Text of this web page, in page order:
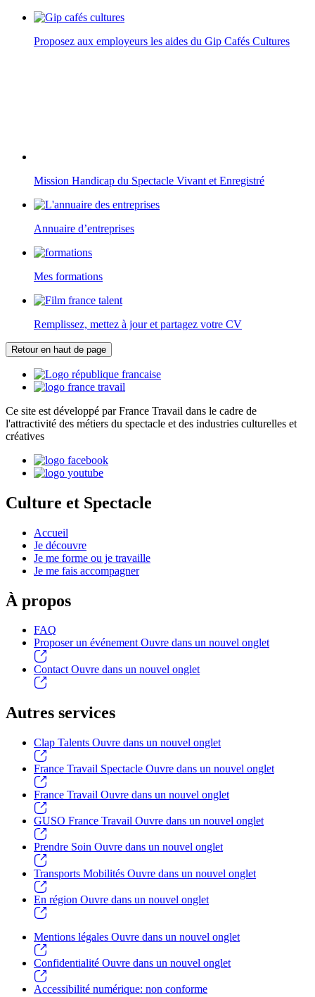
Proposez aux employeurs les aides du Gip Cafés Cultures
Mission Handicap du Spectacle Vivant et Enregistré
Annuaire d’entreprises
Mes formations
Remplissez, mettez à jour et partagez votre CV
Retour en haut de page
Ce site est développé par France Travail dans le cadre de
l'attractivité des métiers du spectacle et des industries culturelles et
créatives
Culture et Spectacle
Accueil
Je découvre
Je me forme ou je travaille
Je me fais accompagner
À propos
FAQ
Proposer un événementOuvre dans un nouvel onglet
Contact Ouvre dans un nouvel onglet
Autres services
Clap Talents Ouvre dans un nouvel onglet
France Travail Spectacle Ouvre dans un nouvel onglet
France Travail Ouvre dans un nouvel onglet
GUSO France Travail Ouvre dans un nouvel onglet
Prendre Soin Ouvre dans un nouvel onglet
Transports Mobilités Ouvre dans un nouvel onglet
En région Ouvre dans un nouvel onglet
Mentions légales Ouvre dans un nouvel onglet
Confidentialité Ouvre dans un nouvel onglet
Accessibilité numérique: non conforme